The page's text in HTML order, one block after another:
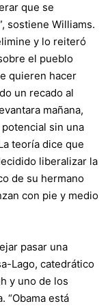
que se
sostiene Williams.
y lo reiteró
el pueblo
quieren hacer
un recado al
mañana,
sin una
teoría dice que
liberalizar la
de su hermano
con pie y medio
pasar una
Lago, catedrático
y uno de los
“Obama está